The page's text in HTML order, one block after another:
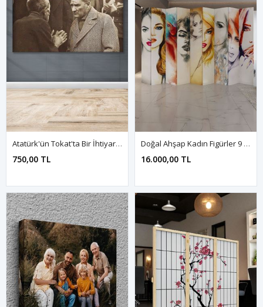
Atatürk'ün Tokat'ta Bir İhtiyarın Dertlerini Dinlerken Kanvas Duvar Tablo 221576
750,00 TL
Doğal Ahşap Kadın Figürler 9 Kanat Paravan Seperatör Oda Bölme
16.000,00 TL